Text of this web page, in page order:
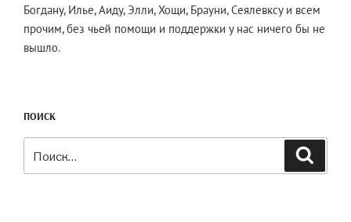
Богдану, Илье, Аиду, Элли, Хощи, Брауни, Сеялевксу и всем
прочим, без чьей помощи и поддержки у нас ничего бы не
вышло.
ПОИСК